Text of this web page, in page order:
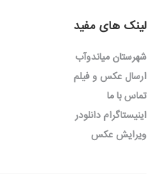
لینک های مفید
شهرستان میاندوآب
ارسال عکس و فیلم
تماس با ما
اینیستاگرام دانلودر
ویرایش عکس